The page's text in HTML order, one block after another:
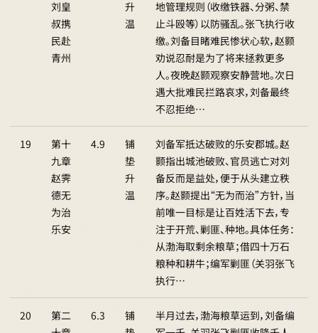
刘皇
叔携
民赴
青州
升
温
地管理规则（收缴铁器、分粥、禁
止斗殴等）以防骚乱。张飞执行收
缴。刘备目睹难民惨状心软，赵颢
劝说忍耐是为了将来拯救更多
人。夜晚赵颢观察安静营地。次日
遇大批难民拦路哀求，刘备最终
不忍拒绝…
19
第十
九章
赵霁
德无
为治
乐安
4.9
铺
垫
升
温
刘备军抵达破败的乐安郡城。赵
颢指出城池破败、官员逃亡对刘
备反而是益处，便于从头建立秩
序。赵颢提出“无为而治”方针，当
前唯一目标是让百姓活下去，专
注于开荒、剿匪、种地。具体任务：
从渤海取剩余粮草；借四十万石
粮种和耕牛；编军剿匪（关羽张飞
执行…
20
第二
6.3
铺
半月过去，渤海粮草运到，刘备编